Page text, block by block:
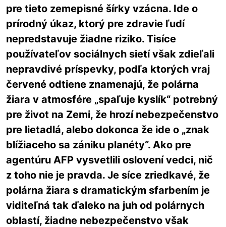
pre tieto zemepisné šírky vzácna. Ide o
prírodný úkaz, ktorý pre zdravie ľudí
nepredstavuje žiadne riziko. Tisíce
používateľov sociálnych sietí však zdieľali
nepravdivé príspevky, podľa ktorých vraj
červené odtiene znamenajú, že polárna
žiara v atmosfére „spaľuje kyslík“ potrebný
pre život na Zemi, že hrozí nebezpečenstvo
pre lietadlá, alebo dokonca že ide o „znak
blížiaceho sa zániku planéty“. Ako pre
agentúru AFP vysvetlili oslovení vedci, nič
z toho nie je pravda. Je síce zriedkavé, že
polárna žiara s dramatickým sfarbením je
viditeľná tak ďaleko na juh od polárnych
oblastí, žiadne nebezpečenstvo však